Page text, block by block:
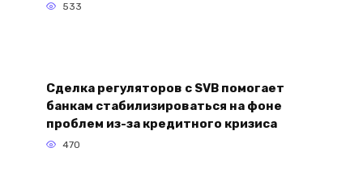
533
Сделка регуляторов с SVB помогает
банкам стабилизироваться на фоне
проблем из-за кредитного кризиса
470